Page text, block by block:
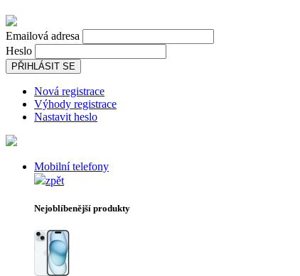
Emailová adresa
Heslo
PŘIHLÁSIT SE
Nová registrace
Výhody registrace
Nastavit heslo
Mobilní telefony
zpět
Nejoblíbenější produkty